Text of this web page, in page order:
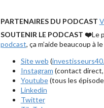
PARTENAIRES DU PODCAST
SOUTENIR LE PODCAST ❤️Le
podcast, ça m’aide beaucoup à
Site web (
Instagram (contact direct,
Youtube(tous les
Linkedin
Twitter